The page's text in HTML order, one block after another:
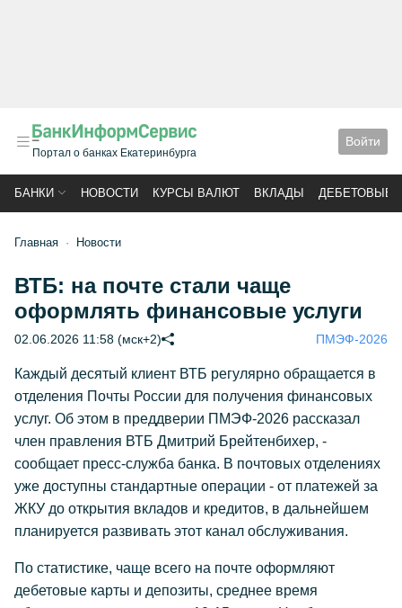
Портал о банках Екатеринбурга
Войти
БАНКИ НОВОСТИ КУРСЫ ВАЛЮТ ВКЛАДЫ ДЕБЕТОВЫЕ
Главная Новости
ВТБ: на почте стали чаще
оформлять финансовые услуги
02.06.2026 11:58 (мск+2) ПМЭФ-2026
Каждый десятый клиент ВТБ регулярно обращается в
отделения Почты России для получения финансовых
услуг. Об этом в преддверии ПМЭФ-2026 рассказал
член правления ВТБ Дмитрий Брейтенбихер, -
сообщает пресс-служба банка. В почтовых отделениях
уже доступны стандартные операции - от платежей за
ЖКУ до открытия вкладов и кредитов, в дальнейшем
планируется развивать этот канал обслуживания.
По статистике, чаще всего на почте оформляют
дебетовые карты и депозиты, среднее время